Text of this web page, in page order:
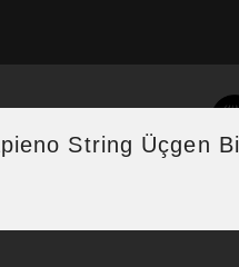
String Üçgen